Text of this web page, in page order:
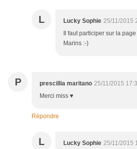
L Lucky Sophie 25/11/2015
Il faut participer sur la
Marins :-)
P prescillia maritano 25/11/2015
Merci miss ♥
Répondre
L Lucky Sophie 25/11/2015